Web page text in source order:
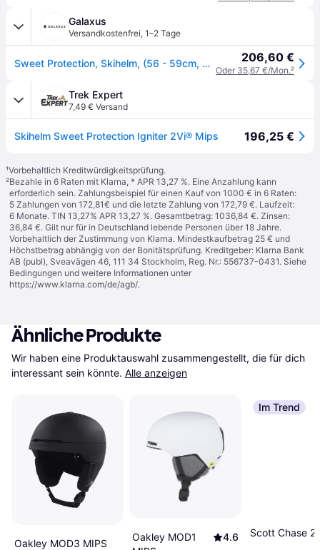
Galaxus
Versandkostenfrei, 1–2 Tage
Sweet Protection, Skihelm, (56 - 59cm, ml) 206,60 €
Oder 35,67 €/Mon.²
Trek Expert
7,49 € Versand
Skihelm Sweet Protection Igniter 2Vi® Mips 196,25 €
¹Vorbehaltlich Kreditwürdigkeitsprüfung.
²Bezahle in 6 Raten mit Klarna, * APR 13,27 %. Eine Anzahlung kann
erforderlich sein. Zahlungsbeispiel für einen Kauf von 1000 € in 6 Raten:
5 Zahlungen von 172,81€ und die letzte Zahlung von 172,79 €. Laufzeit:
6 Monate. TIN 13,27% APR 13,27 %. Gesamtbetrag: 1036,84 €. Zinsen:
36,84 €. Gilt nur für in Deutschland lebende Personen über 18 Jahre.
Vorbehaltlich der Zustimmung von Klarna. Mindestkaufbetrag 25 € und
Höchstbetrag abhängig von der Bonitätsprüfung. Kreditgeber: Klarna Bank
AB (publ), Sveavägen 46, 111 34 Stockholm, Reg. Nr.: 556737-0431. Siehe
Bedingungen und weitere Informationen unter
https://www.klarna.com/de/agb/.
Ähnliche Produkte
Wir haben eine Produktauswahl zusammengestellt, die für dich
interessant sein könnte. Alle anzeigen
Oakley MOD3 MIPS
Oakley MOD1
4.6
Im Trend
Scott Chase 2